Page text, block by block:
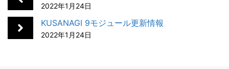
o
d
I
n
a
2022年1月24日
KUSANAGI 9モジュール更新情報
2022年1月24日